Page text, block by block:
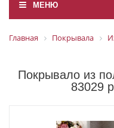
МЕНЮ
Главная Покрывала
Покрывало из
83029